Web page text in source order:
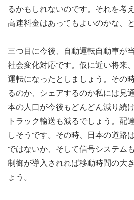
るかもしれないのです。それを考
高速料金はあってもよいのかな、
三つ目に今後、自動運転自動車が
社会変化対応です。仮に近い将来
運転になったとしましょう。その
るのか、シェアするのか私には見
本の人口が今後もどんどん減り続
トラック輸送も減るでしょう。配
しそうです。その時、日本の道路
ではないか、そして信号システム
制御が導入されれば移動時間の大
ょう。